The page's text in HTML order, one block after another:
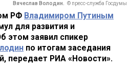
Вячеслав Володин. © пресс-служба Госдумы
РФ Владимиром Путиным
для развития и
этом заявил спикер
по итогам заседания
передает РИА «Новости».